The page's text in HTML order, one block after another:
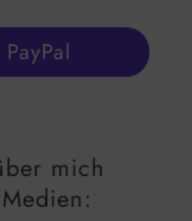
mich